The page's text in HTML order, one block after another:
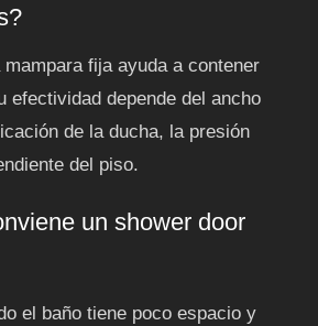
mampara fija ayuda a contener
efectividad depende del ancho
de la ducha, la presión
del piso.
un shower door
el baño tiene poco espacio y